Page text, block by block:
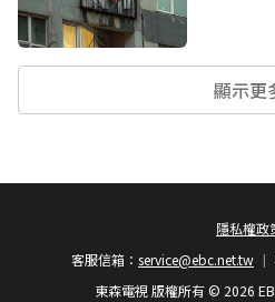
顯示更
隱私權政
客服信箱： service@ebc.net.tw
東森電視 版權所有 © 2026